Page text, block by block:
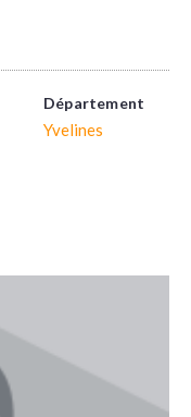
Département
Yvelines